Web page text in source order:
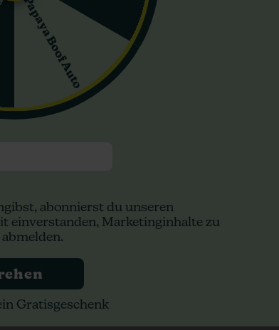
Geschmacksprofil. Die Sorte weist erdige,
Aromen sind perfekt für Cannabis-Connaisseure, die
Kush von Dutch Genetics eine erstklassige Wahl
Effekten und köstlichen Aromen suchen. Egal, ob
Papaya Boof Auto
abonnierst du unseren
einverstanden, Marketinginhalte zu
Gratisgeschenk